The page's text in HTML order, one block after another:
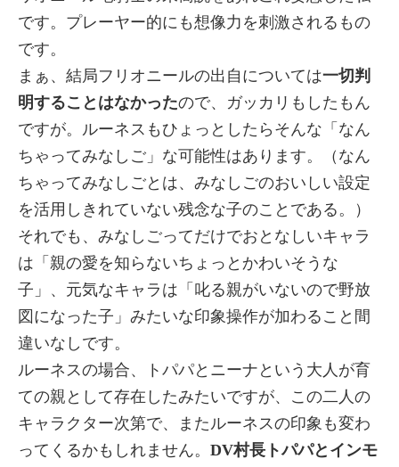
です。プレーヤー的にも想像力を刺激されるもの
です。
まぁ、結局フリオニールの出自については一切判
明することはなかったので、ガッカリもしたもん
ですが。ルーネスもひょっとしたらそんな「なん
ちゃってみなしご」な可能性はあります。（なん
ちゃってみなしごとは、みなしごのおいしい設定
を活用しきれていない残念な子のことである。）
それでも、みなしごってだけでおとなしいキャラ
は「親の愛を知らないちょっとかわいそうな
子」、元気なキャラは「叱る親がいないので野放
図になった子」みたいな印象操作が加わること間
違いなしです。
ルーネスの場合、トパパとニーナという大人が育
ての親として存在したみたいですが、この二人の
キャラクター次第で、またルーネスの印象も変わ
ってくるかもしれません。 DV村長トパパとインモ